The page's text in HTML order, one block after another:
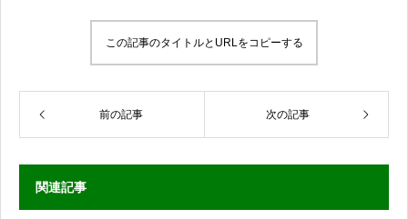
この記事のタイトルとURLをコピーする
前の記事 次の記事
関連記事